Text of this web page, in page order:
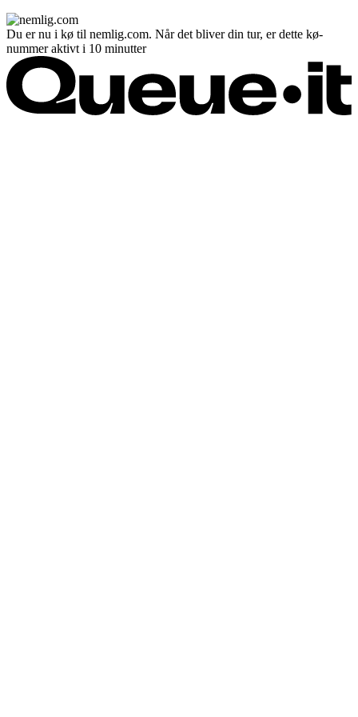
Du er nu i kø til nemlig.com. Når det bliver din tur, er dette kø-
nummer aktivt i 10 minutter